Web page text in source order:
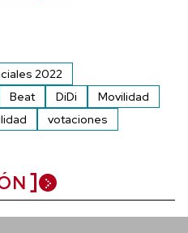
2022
Beat DiDi
Movilidad
votaciones